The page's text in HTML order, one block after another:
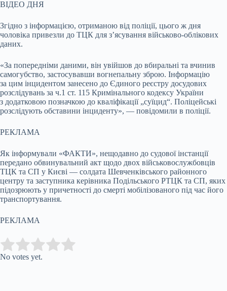
ВІДЕО ДНЯ
Згідно з інформацією, отриманою від поліції, цього ж дня
чоловіка привезли до ТЦК для з’ясування військово-облікових
даних.
«За попередніми даними, він увійшов до вбиральні та вчинив
самогубство, застосувавши вогнепальну зброю. Інформацію
за цим інцидентом занесено до Єдиного реєстру досудових
розслідувань за ч.1 ст. 115 Кримінального кодексу України
з додатковою позначкою до кваліфікації „суїцид“. Поліцейські
розслідують обставини інциденту», — повідомили в поліції.
РЕКЛАМА
Як інформували «ФАКТИ», нещодавно до судової інстанції
передано обвинувальний акт щодо двох військовослужбовців
ТЦК та СП у Києві — солдата Шевченківського районного
центру та заступника керівника Подільського РТЦК та СП, яких
підозрюють у причетності до смерті мобілізованого під час його
транспортування.
РЕКЛАМА
Rate this item:
No votes yet.